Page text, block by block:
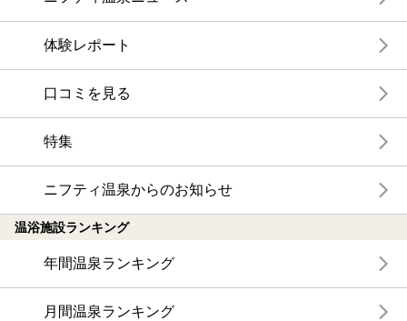
体験レポート
口コミを見る
特集
ニフティ温泉からのお知らせ
温浴施設ランキング
年間温泉ランキング
月間温泉ランキング